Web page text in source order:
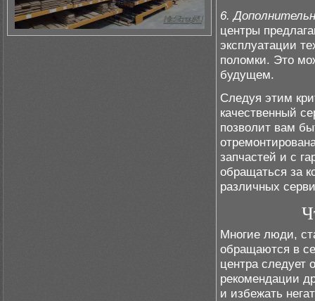
6.
центры
эксплуатации
поломки. Это
будущем.
Следуя этим
качественный
позволит вам
запчастей и с
обращаться за
различных
Многие люди,
обращаются в
центра следует
рекомендации
и избежать